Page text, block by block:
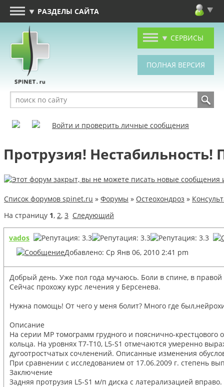
РАЗДЕЛЫ САЙТА
СЕРВИСЫ
Войти и проверить личные сообщения
Протрузия! Нестабильность!
Список форумов spinet.ru » Форумы » Остеохондроз »
На страницу 1, 2, 3 Следующий
vados
Добавлено: Ср Янв 06, 2010 2:41 pm
Добрый день. Уже пол года мучаюсь. Боли в спине, в
Сейчас прохожу курс лечения у Берсенева.
Нужна помощь! От чего у меня болит? Много где
Описание
На серии МР томограмм грудного и пояснично-
кольца. На уровнях Т7-Т10, L5-S1 отмечаются умеренно
дугоотростчатых сочленений. Описанные изменения
При сравнении с исследованием от 17.06.2009 г. степень
Заключение
Задняя протрузия L5-S1 м/п диска с латерализацией